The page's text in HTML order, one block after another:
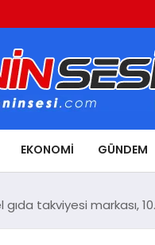
EKONOMI GÜNDEM
gıda takviyesi markası,